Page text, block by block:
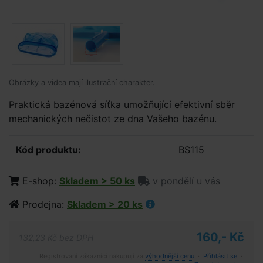
Obrázky a videa mají ilustrační charakter.
Praktická bazénová síťka umožňující efektivní sběr
mechanických nečistot ze dna Vašeho bazénu.
Kód produktu: BS115
E-shop: Skladem > 50 ks
v pondělí u vás
Prodejna: Skladem > 20 ks
160,- Kč
výhodnější cenu Přihlásit se